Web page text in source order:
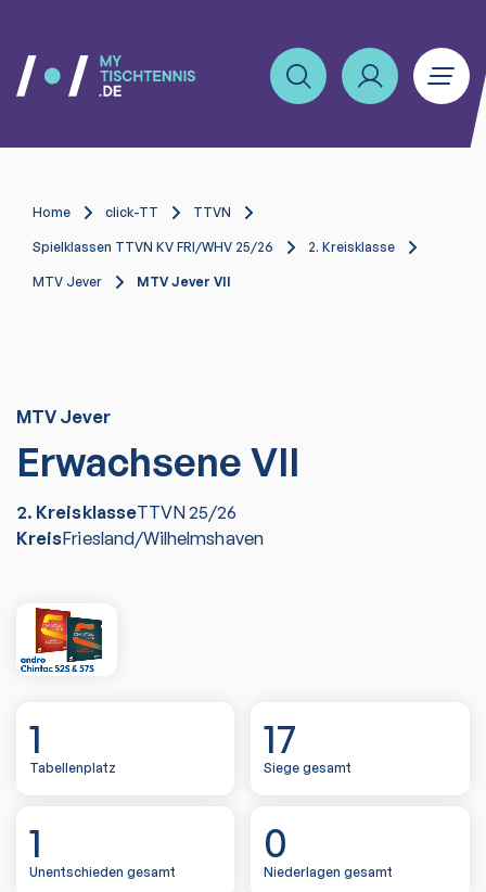
Home click-TT TTVN
Spielklassen TTVN KV FRI/WHV 25/26 2. Kreisklasse
MTV Jever MTV Jever VII
MTV Jever
Erwachsene VII
2. KreisklasseTTVN25/26
KreisFriesland/Wilhelmshaven
1
Tabellenplatz
17
Siege gesamt
1
Unentschieden gesamt
0
Niederlagen gesamt